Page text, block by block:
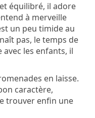
équilibré, il adore
à merveille
un peu timide au
pas, le temps de
avec les enfants, il
en laisse.
caractère,
trouver enfin une